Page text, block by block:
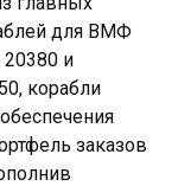
для ВМФ
20380 и
корабли
заказов